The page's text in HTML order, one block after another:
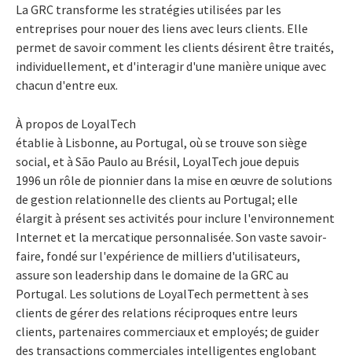
La GRC transforme les stratégies utilisées par les
entreprises pour nouer des liens avec leurs clients. Elle
permet de savoir comment les clients désirent être traités,
individuellement, et d'interagir d'une manière unique avec
chacun d'entre eux.
À propos de LoyalTech
établie à Lisbonne, au Portugal, où se trouve son siège
social, et à São Paulo au Brésil, LoyalTech joue depuis
1996 un rôle de pionnier dans la mise en œuvre de solutions
de gestion relationnelle des clients au Portugal; elle
élargit à présent ses activités pour inclure l'environnement
Internet et la mercatique personnalisée. Son vaste savoir-
faire, fondé sur l'expérience de milliers d'utilisateurs,
assure son leadership dans le domaine de la GRC au
Portugal. Les solutions de LoyalTech permettent à ses
clients de gérer des relations réciproques entre leurs
clients, partenaires commerciaux et employés; de guider
des transactions commerciales intelligentes englobant